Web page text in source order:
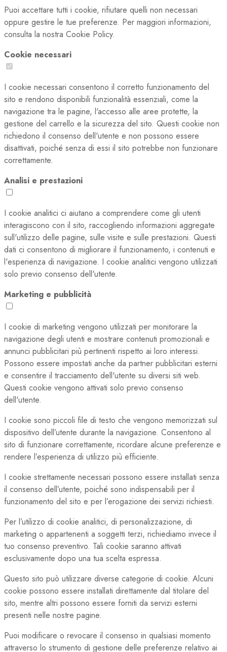
Puoi accettare tutti i cookie, rifiutare quelli non necessari
oppure gestire le tue preferenze. Per maggiori informazioni,
consulta la nostra Cookie Policy.
Cookie necessari
I cookie necessari consentono il corretto funzionamento del
sito e rendono disponibili funzionalità essenziali, come la
navigazione tra le pagine, l'accesso alle aree protette, la
gestione del carrello e la sicurezza del sito. Questi cookie non
richiedono il consenso dell'utente e non possono essere
disattivati, poiché senza di essi il sito potrebbe non funzionare
correttamente.
Analisi e prestazioni
I cookie analitici ci aiutano a comprendere come gli utenti
interagiscono con il sito, raccogliendo informazioni aggregate
sull'utilizzo delle pagine, sulle visite e sulle prestazioni. Questi
dati ci consentono di migliorare il funzionamento, i contenuti e
l'esperienza di navigazione. I cookie analitici vengono utilizzati
solo previo consenso dell'utente.
Marketing e pubblicità
I cookie di marketing vengono utilizzati per monitorare la
navigazione degli utenti e mostrare contenuti promozionali e
annunci pubblicitari più pertinenti rispetto ai loro interessi.
Possono essere impostati anche da partner pubblicitari esterni
e consentire il tracciamento dell'utente su diversi siti web.
Questi cookie vengono attivati solo previo consenso
dell'utente.
I cookie sono piccoli file di testo che vengono memorizzati sul
dispositivo dell’utente durante la navigazione. Consentono al
sito di funzionare correttamente, ricordare alcune preferenze e
rendere l’esperienza di utilizzo più efficiente.
I cookie strettamente necessari possono essere installati senza
il consenso dell’utente, poiché sono indispensabili per il
funzionamento del sito e per l’erogazione dei servizi richiesti.
Per l’utilizzo di cookie analitici, di personalizzazione, di
marketing o appartenenti a soggetti terzi, richiediamo invece il
tuo consenso preventivo. Tali cookie saranno attivati
esclusivamente dopo una tua scelta espressa.
Questo sito può utilizzare diverse categorie di cookie. Alcuni
cookie possono essere installati direttamente dal titolare del
sito, mentre altri possono essere forniti da servizi esterni
presenti nelle nostre pagine.
Puoi modificare o revocare il consenso in qualsiasi momento
attraverso lo strumento di gestione delle preferenze relativo ai